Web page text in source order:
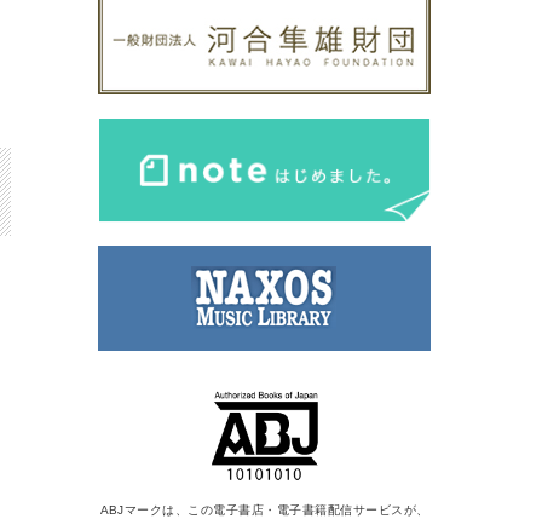
ABJマークは、この電子書店・電子書籍配信サービスが、